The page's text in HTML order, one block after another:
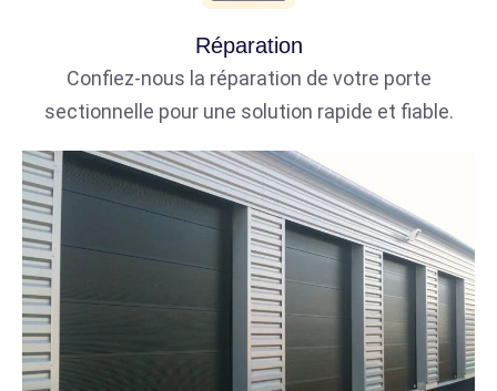
Réparation
Confiez-nous la réparation de votre porte
sectionnelle pour une solution rapide et fiable.